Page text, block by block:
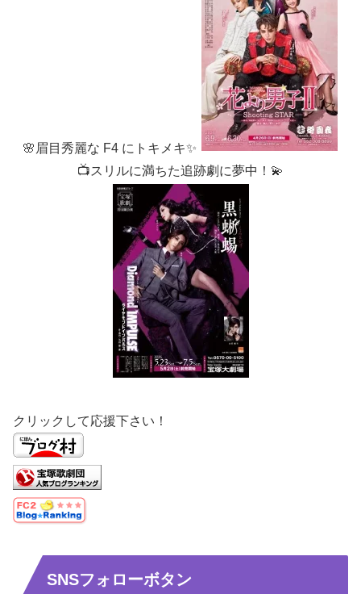
🌸眉目秀麗な F4 にトキメキ✨
📺スリルに満ちた追跡劇に夢中！💫
クリックして応援下さい！
SNSフォローボタン